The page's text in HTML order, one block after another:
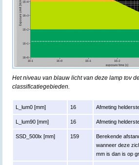
Het niveau van blauw licht van deze lamp tov
classificatiegebieden.
L_lum0 [mm] 16 Afmeting
L_lum90 [mm] 16 Afmeting
SSD_500lx [mm] 159
Berekende
wanneer deze
mm is dan is op